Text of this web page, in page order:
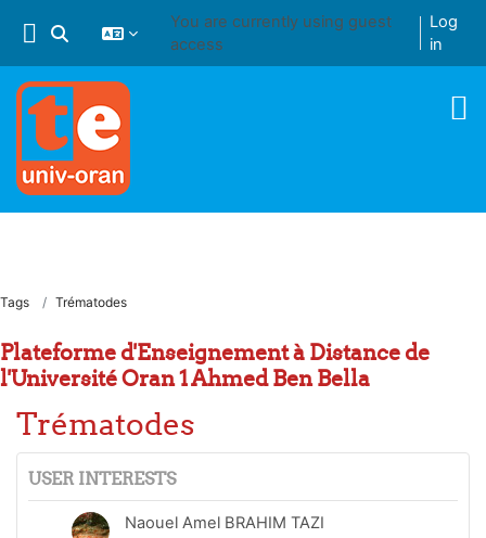
Toggle search input
You are currently using guest
access
Log
in
Tags Trématodes
Plateforme d'Enseignement à Distance de
l'Université Oran 1 Ahmed Ben Bella
Trématodes
USER INTERESTS
Naouel Amel BRAHIM TAZI